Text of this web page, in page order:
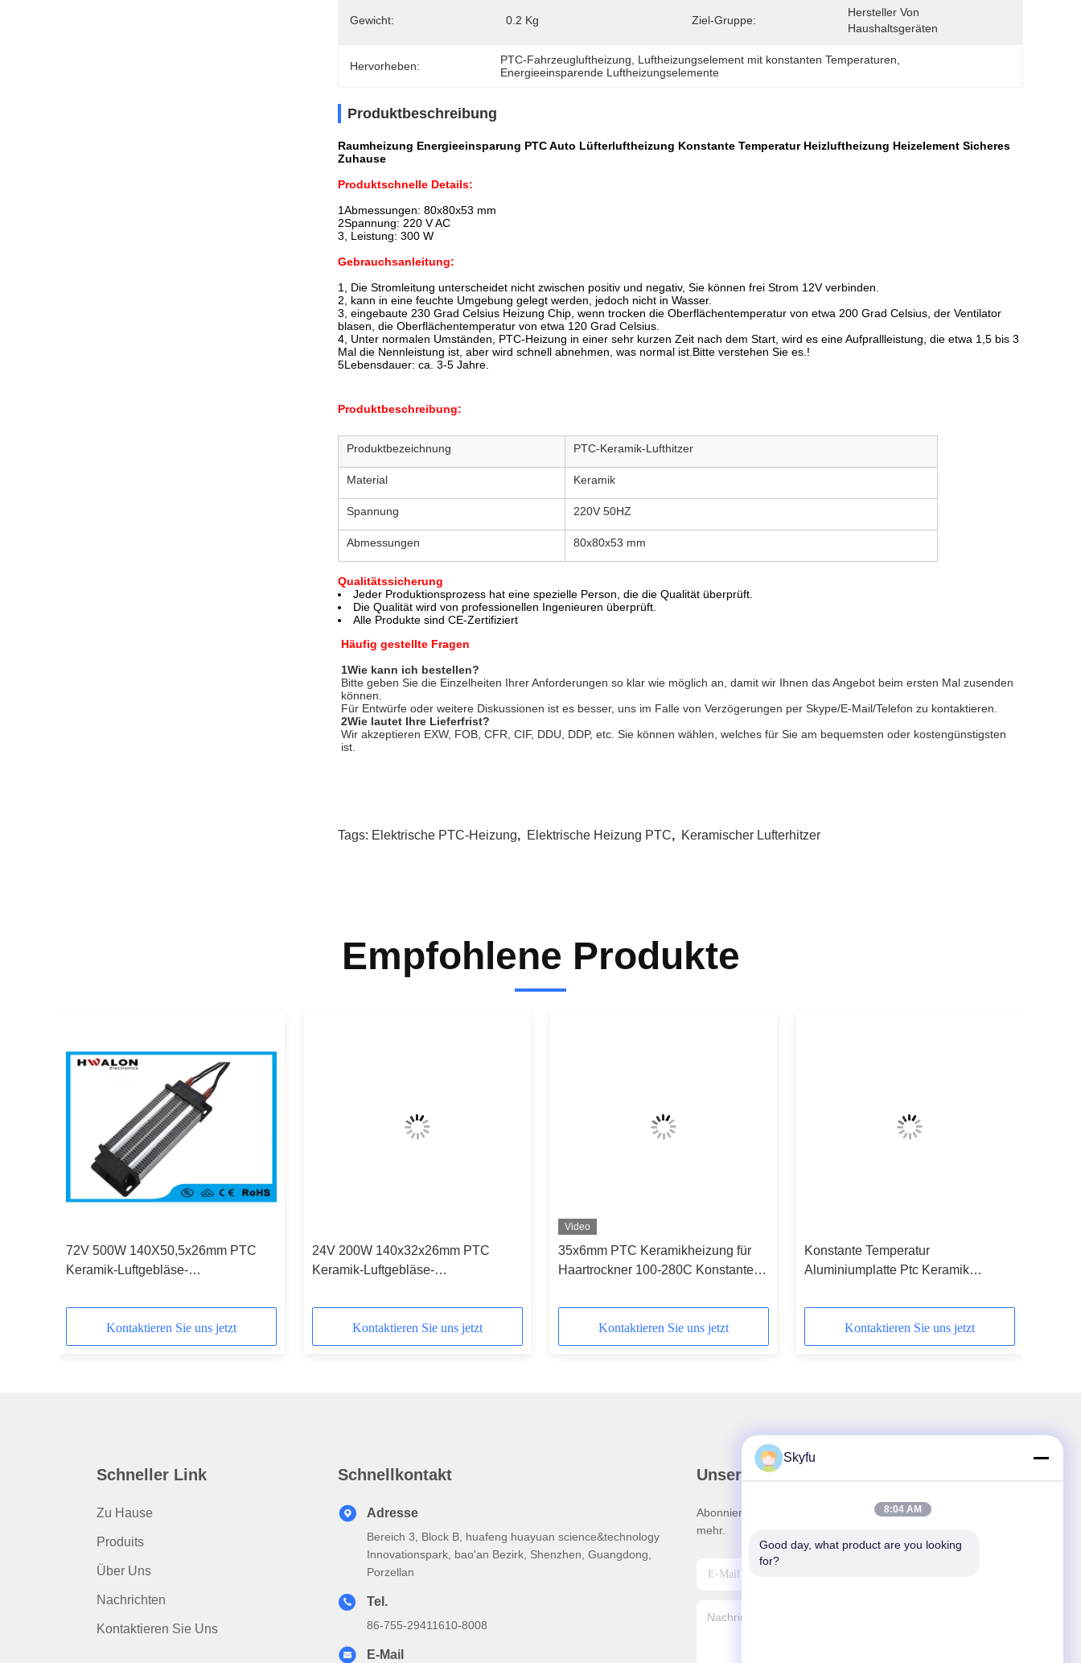
Gewicht: 0.2 Kg Ziel-Gruppe:
Hersteller Von
Haushaltsgeräten
Hervorheben: PTC-Fahrzeugluftheizung Luftheizungselement mit konstanten Temperaturen
Energieeinsparende Luftheizungselemente
Produktbeschreibung
Raumheizung Energieeinsparung PTC Auto Lüfterluftheizung Konstante Temperatur Heizluftheizung Heizelement Sicheres
Zuhause
Produktschnelle Details:
1Abmessungen: 80x80x53 mm
2Spannung: 220 V AC
3, Leistung: 300 W
Gebrauchsanleitung:
1, Die Stromleitung unterscheidet nicht zwischen positiv und negativ, Sie können frei Strom 12V verbinden.
2, kann in eine feuchte Umgebung gelegt werden, jedoch nicht in Wasser.
3, eingebaute 230 Grad Celsius Heizung Chip, wenn trocken die Oberflächentemperatur von etwa 200 Grad Celsius, der Ventilator
blasen, die Oberflächentemperatur von etwa 120 Grad Celsius.
4, Unter normalen Umständen, PTC-Heizung in einer sehr kurzen Zeit nach dem Start, wird es eine Aufprallleistung, die etwa 1,5 bis 3
Mal die Nennleistung ist, aber wird schnell abnehmen, was normal ist.Bitte verstehen Sie es.!
5Lebensdauer: ca. 3-5 Jahre.
Produktbeschreibung:
Produktbezeichnung PTC-Keramik-Lufthitzer
Material Keramik
Spannung 220V 50HZ
Abmessungen 80x80x53 mm
Qualitätssicherung
Jeder Produktionsprozess hat eine spezielle Person, die die Qualität überprüft.
Die Qualität wird von professionellen Ingenieuren überprüft.
Alle Produkte sind CE-Zertifiziert
Häufig gestellte Fragen
1Wie kann ich bestellen?
Bitte geben Sie die Einzelheiten Ihrer Anforderungen so klar wie möglich an, damit wir Ihnen das Angebot beim ersten Mal zusenden
können.
Für Entwürfe oder weitere Diskussionen ist es besser, uns im Falle von Verzögerungen per Skype/E-Mail/Telefon zu kontaktieren.
2Wie lautet Ihre Lieferfrist?
Wir akzeptieren EXW, FOB, CFR, CIF, DDU, DDP, etc. Sie können wählen, welches für Sie am bequemsten oder kostengünstigsten
ist.
Tags: Elektrische PTC-Heizung, Elektrische Heizung PTC, Keramischer Lufterhitzer
Empfohlene Produkte
72V 500W 140X50,5x26mm PTC
Keramik-Luftgebläse-
Auto / Geräte / Allgemeine
Elektrogeräte / Luftschleieranlage /
Luftbefeuchter / PTC-
Kontaktieren Sie uns jetzt
24V 200W 140x32x26mm PTC
Keramik-Luftgebläse-
Kontaktieren Sie uns jetzt
Video
35x6mm PTC Keramikheizung für
Haartrockner 100-280C Konstante
Thermostatikheizung
kundenspezifisch
12V/24V/110V/220V
Kontaktieren Sie uns jetzt
Konstante Temperatur
Aluminiumplatte Ptc Keramik
220v Heizkörper
Kontaktieren Sie uns jetzt
Schneller Link
Zu Hause
Produits
Über Uns
Nachrichten
Kontaktieren Sie Uns
Schnellkontakt
Adresse
Bereich 3, Block B, huafeng huayuan science&technology
Innovationspark, bao'an Bezirk, Shenzhen, Guangdong,
Porzellan
Tel.
86-755-29411610-8008
E-Mail
Unser Newsletter
Abonnieren Sie unseren Newsletter für Rabatte und
mehr.
Skyfu
8:04 AM
Good day, what product are you looking
for?